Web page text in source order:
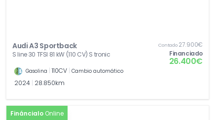
Audi A3 Sportback
S line 30 TFSI 81 kW (110 CV) S tronic
Contado27.900€
Financiado
26.400€
Gasolina 110CV Cambio automático
2024 28.850km
Fináncialo Online